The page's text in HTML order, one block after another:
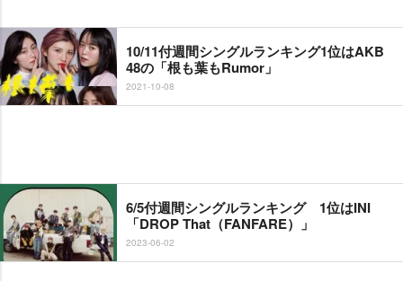
10/11付週間シングルランキング1位はAKB
48の「根も葉もRumor」
2021-10-08
6/5付週間シングルランキング 1位はINI
「DROP That（FANFARE）」
2023-06-02